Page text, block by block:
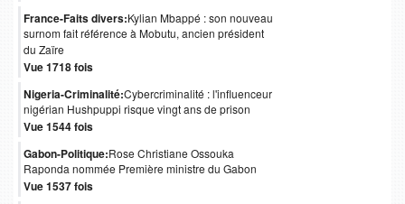
France-Faits divers:Kylian Mbappé : son nouveau
surnom fait référence à Mobutu, ancien président
du Zaïre
Vue 1718 fois
Nigeria-Criminalité:Cybercriminalité : l'influenceur
nigérian Hushpuppi risque vingt ans de prison
Vue 1544 fois
Gabon-Politique:Rose Christiane Ossouka
Raponda nommée Première ministre du Gabon
Vue 1537 fois